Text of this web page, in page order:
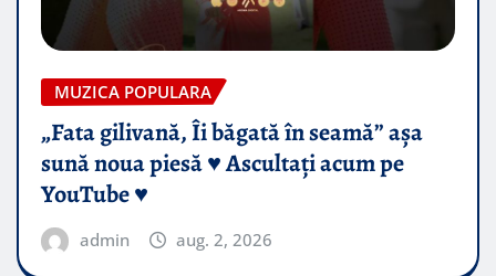
MUZICA POPULARA
„Fata gilivană, Îi băgată în seamă” așa
sună noua piesă ♥️ Ascultați acum pe
YouTube ♥️
admin aug. 2, 2026